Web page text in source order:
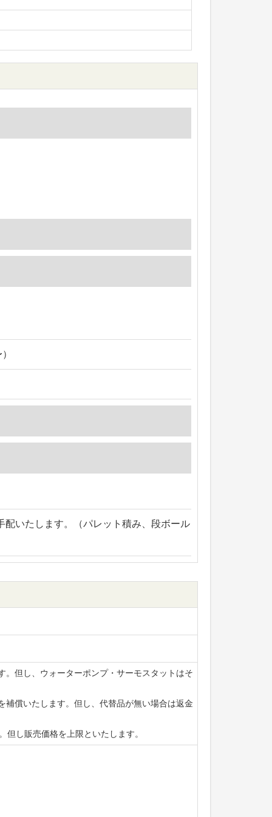
いたします。（パレット積み、段ボール
但し、ウォーターポンプ・サーモスタットはそ
償いたします。但し、代替品が無い場合は返金
し販売価格を上限といたします。